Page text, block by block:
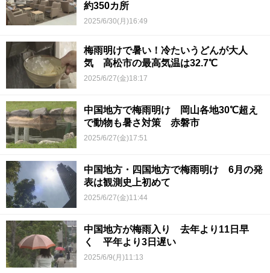
約350カ所
2025/6/30(月)16:49
梅雨明けで暑い！冷たいうどんが大人
気 高松市の最高気温は32.7℃
2025/6/27(金)18:17
中国地方で梅雨明け 岡山各地30℃超え
で動物も暑さ対策 赤磐市
2025/6/27(金)17:51
中国地方・四国地方で梅雨明け 6月の発
表は観測史上初めて
2025/6/27(金)11:44
中国地方が梅雨入り 去年より11日早
く 平年より3日遅い
2025/6/9(月)11:13